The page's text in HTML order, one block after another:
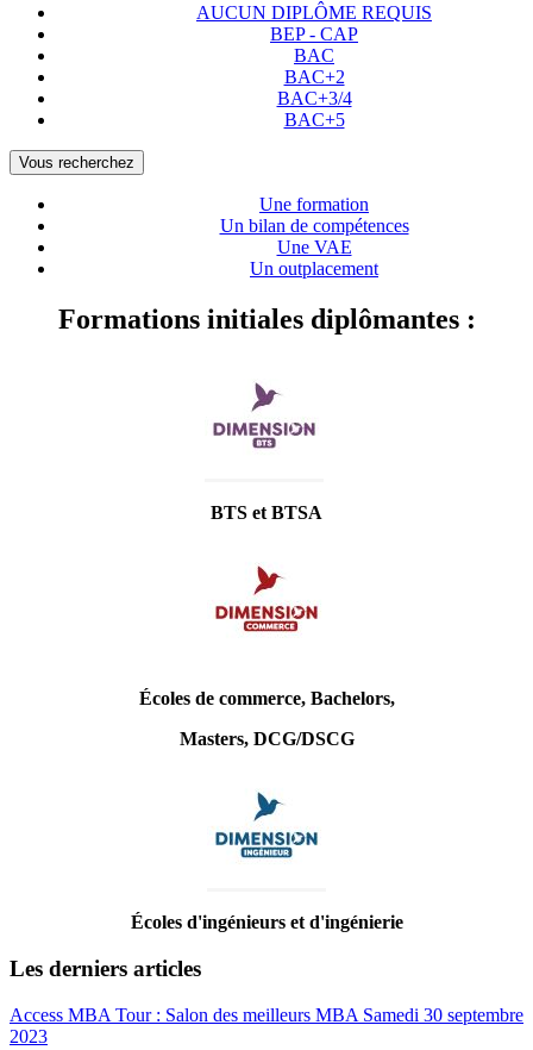
AUCUN DIPLÔME REQUIS
BEP - CAP
BAC
BAC+2
BAC+3/4
BAC+5
Vous recherchez
Une formation
Un bilan de compétences
Une VAE
Un outplacement
Formations initiales diplômantes :
BTS et BTSA
Écoles de commerce, Bachelors,
Masters, DCG/DSCG
Écoles d'ingénieurs et d'ingénierie
Les derniers articles
Access MBA Tour : Salon des meilleurs MBA Samedi 30 septembre
2023